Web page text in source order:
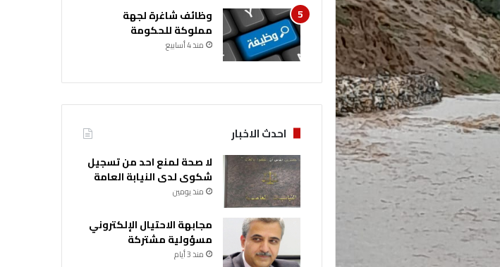
وظائف شاغرة لجهة
مملوكة للحكومة
منذ 4 أسابيع
احدث الاخبار
لا صحة لمنع احد من تسجيل
شكوى لدى النيابة العامة
منذ يومين
مجابهة الاحتيال الإلكتروني
مسؤولية مشتركة
منذ 3 أيام